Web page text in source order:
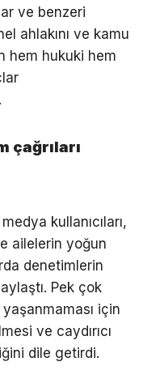
ve benzeri
ahlakını ve kamu
hem hukuki hem
çağrıları
kullanıcıları,
ailelerin yoğun
denetimlerin
Pek çok
için
ve caydırıcı
dile getirdi.